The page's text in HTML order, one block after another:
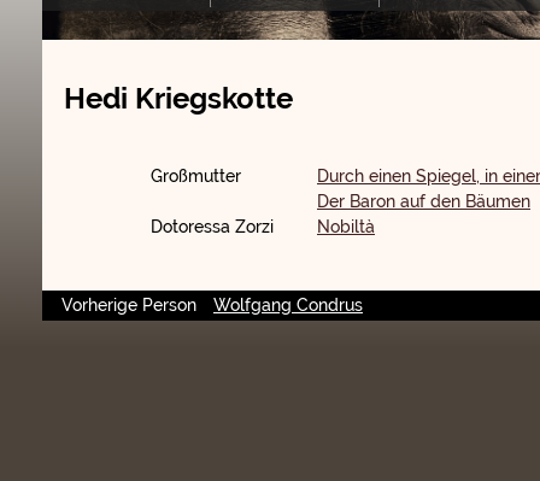
Hedi Kriegskotte
Großmutter
Durch einen Spiegel, in
Der Baron auf den Bäumen
Dotoressa Zorzi
Nobiltà
Vorherige Person Wolfgang Condrus